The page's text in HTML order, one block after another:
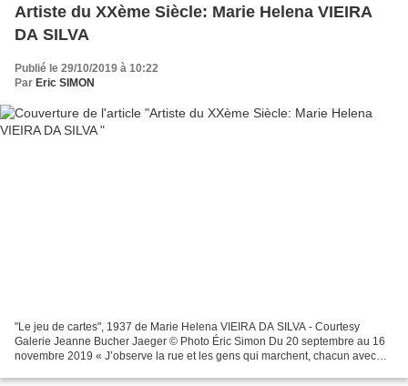
Artiste du XXème Siècle: Marie Helena VIEIRA
DA SILVA
Publié le 29/10/2019 à 10:22
Par Eric SIMON
"Le jeu de cartes", 1937 de Marie Helena VIEIRA DA SILVA - Courtesy
Galerie Jeanne Bucher Jaeger © Photo Éric Simon Du 20 septembre au 16
novembre 2019 « J’observe la rue et les gens qui marchent, chacun avec